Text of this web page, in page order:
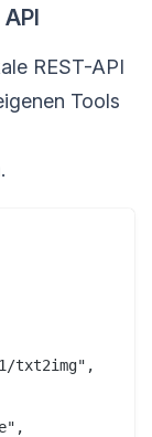
REST-API
Tools
txt2img",